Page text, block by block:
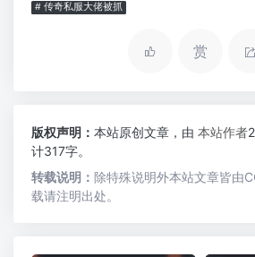
# 传奇私服大佬被抓
赏
版权声明： 本站原创文章，由 本站作者
计317字。
转载说明： 除特殊说明外本站文章皆由
载请注明出处。